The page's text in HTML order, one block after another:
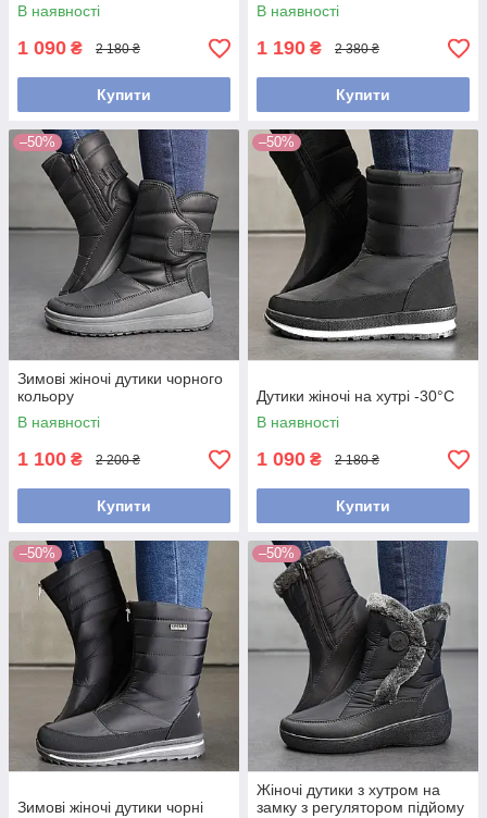
В наявності
1 090 ₴ 2 180 ₴
Купити
В наявності
1 190 ₴ 2 380 ₴
Купити
–50%
Зимові жіночі дутики чорного
кольору
В наявності
1 100 ₴ 2 200 ₴
Купити
–50%
Дутики жіночі на хутрі -30°С
В наявності
1 090 ₴ 2 180 ₴
Купити
–50%
Зимові жіночі дутики чорні
–50%
Жіночі дутики з хутром на
замку з регулятором підйому